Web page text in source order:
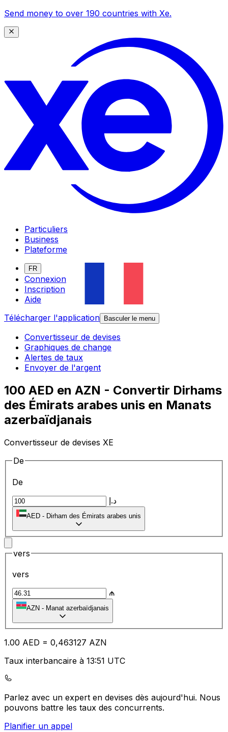
Send money to over 190 countries with Xe.
Particuliers
Business
Plateforme
FR
Connexion
Inscription
Aide
Télécharger l'application
Basculer le menu
Convertisseur de devises
Graphiques de change
Alertes de taux
Envoyer de l'argent
100 AED en AZN - Convertir Dirhams
des Émirats arabes unis en Manats
azerbaïdjanais
Convertisseur de devises XE
De
De
د.إ
AED - Dirham des Émirats arabes unis
vers
vers
₼
AZN - Manat azerbaïdjanais
1.00 AED = 0,463127 AZN
Taux interbancaire à 13:51 UTC
Parlez avec un expert en devises dès aujourd'hui. Nous
pouvons battre les taux des concurrents.
Planifier un appel